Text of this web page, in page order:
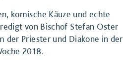
komische Käuze und echte
von Bischof Stefan Oster
der Priester und Diakone in der
2018.